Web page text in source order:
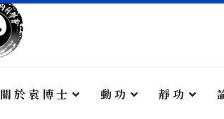
關 於 袁 博 士 動 功 靜 功